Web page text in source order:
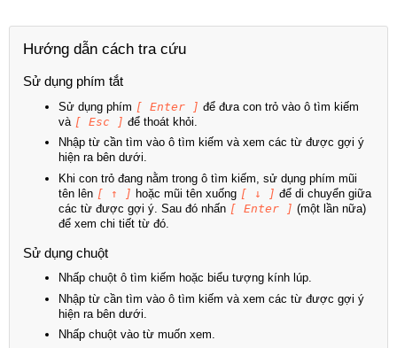
Hướng dẫn cách tra cứu
Sử dụng phím tắt
Sử dụng phím [ Enter ] để đưa con trỏ vào ô tìm kiếm
và [ Esc ] để thoát khỏi.
Nhập từ cần tìm vào ô tìm kiếm và xem các từ được gợi ý
hiện ra bên dưới.
Khi con trỏ đang nằm trong ô tìm kiếm, sử dụng phím mũi
tên lên [ ↑ ] hoặc mũi tên xuống [ ↓ ] để di chuyển giữa
các từ được gợi ý. Sau đó nhấn [ Enter ] (một lần nữa)
để xem chi tiết từ đó.
Sử dụng chuột
Nhấp chuột ô tìm kiếm hoặc biểu tượng kính lúp.
Nhập từ cần tìm vào ô tìm kiếm và xem các từ được gợi ý
hiện ra bên dưới.
Nhấp chuột vào từ muốn xem.